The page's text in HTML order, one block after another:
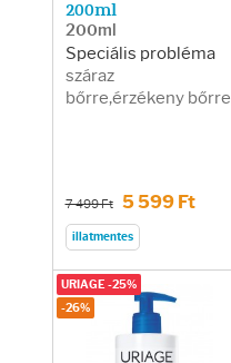
200ml
200ml
Speciális probléma
száraz
bőrre,érzékeny bőrre
7 499 Ft 5 599 Ft
illatmentes
URIAGE -25%
-26%